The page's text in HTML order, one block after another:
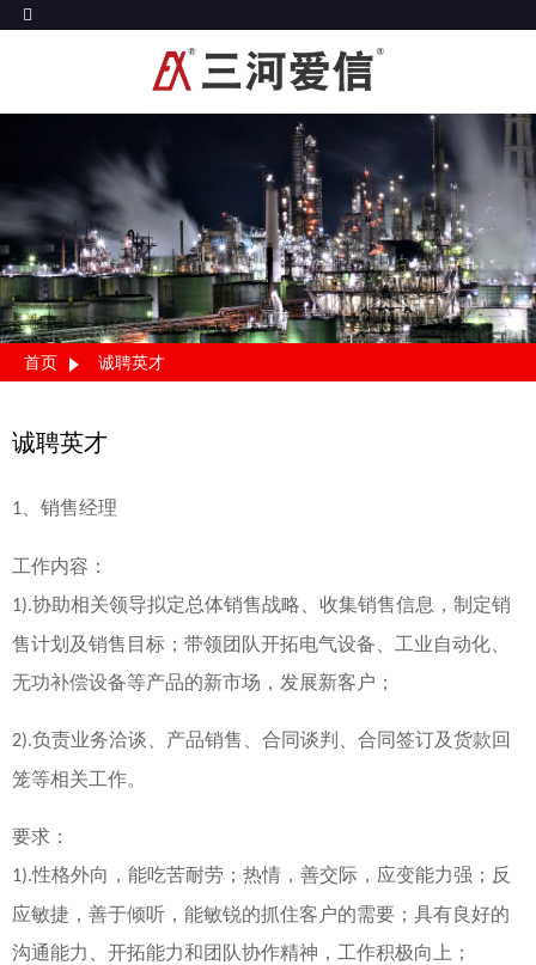
首页 诚聘英才
诚聘英才
1 、销售经理
工作内容：
1).协助相关领导拟定总体销售战略、收集销售信息，制定销
售计划及销售目标；带领团队开拓电气设备、工业自动化、
无功补偿设备等产品的新市场，发展新客户；
2).负责业务洽谈、产品销售、合同谈判、合同签订及货款回
笼等相关工作。
要求：
1).性格外向，能吃苦耐劳；热情，善交际，应变能力强；反
应敏捷，善于倾听，能敏锐的抓住客户的需要；具有良好的
沟通能力、开拓能力和团队协作精神，工作积极向上；